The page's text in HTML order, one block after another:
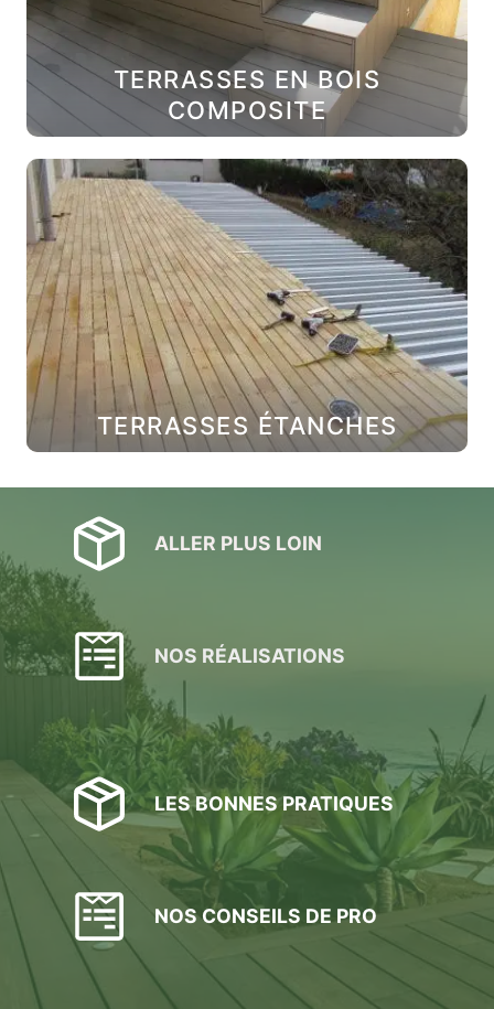
TERRASSES EN BOIS
COMPOSITE
TERRASSES ÉTANCHES
ALLER PLUS LOIN
NOS RÉALISATIONS
LES BONNES PRATIQUES
NOS CONSEILS DE PRO